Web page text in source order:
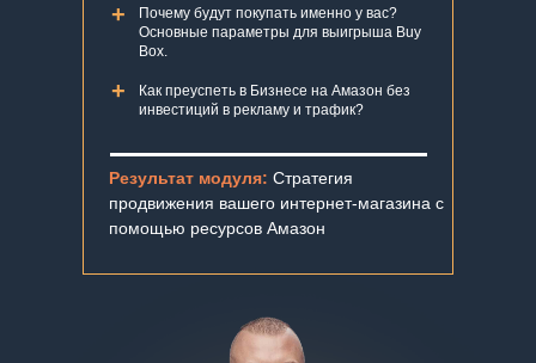
Почему будут покупать именно у вас?
Основные параметры для выигрыша Buy
Box.
Как преуспеть в Бизнесе на Амазон без
инвестиций в рекламу и трафик?
+
+
Результат модуля: Стратегия
продвижения вашего интернет-магазина с
помощью ресурсов Амазон